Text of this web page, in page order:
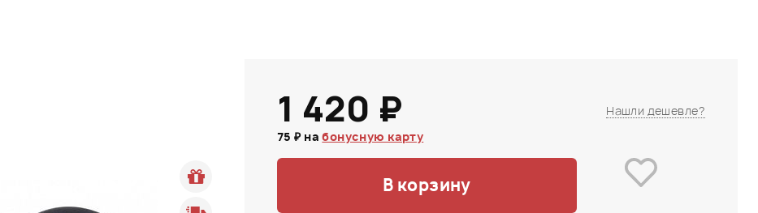
1 420 ₽
75 ₽ набонусную карту
Нашли дешевле?
В корзину